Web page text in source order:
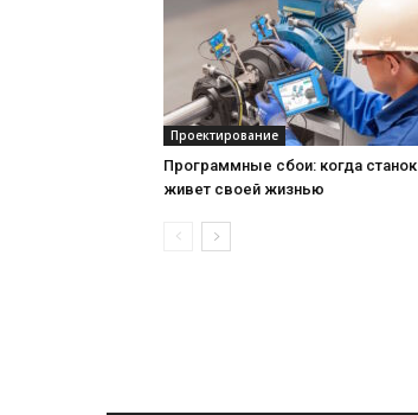
Проектирование
Программные сбои: когда станок
живет своей жизнью